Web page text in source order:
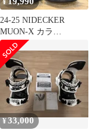
¥
24-25 NIDECKER
MUON-X カラ
ー:STORMTROOPER L
サイズ ナイデッカー メ
ンズ スノーボード バイ
ンディング 型落ち 日本
正規品
¥33,000